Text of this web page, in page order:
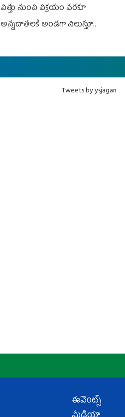
విత్తు నుంచి విక్రయం వరకూ
అన్నదాతలకి అండగా నిలుస్తూ..
Tweets by ysjagan
ఈవెంట్స్